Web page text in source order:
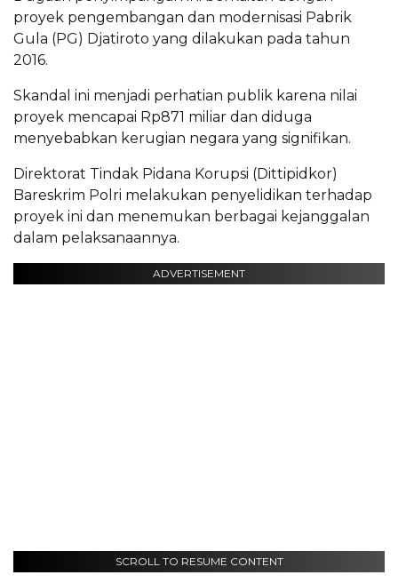
proyek pengembangan dan modernisasi Pabrik
Gula (PG) Djatiroto yang dilakukan pada tahun
2016.
Skandal ini menjadi perhatian publik karena nilai
proyek mencapai Rp871 miliar dan diduga
menyebabkan kerugian negara yang signifikan.
Direktorat Tindak Pidana Korupsi (Dittipidkor)
Bareskrim Polri melakukan penyelidikan terhadap
proyek ini dan menemukan berbagai kejanggalan
dalam pelaksanaannya.
ADVERTISEMENT
SCROLL TO RESUME CONTENT